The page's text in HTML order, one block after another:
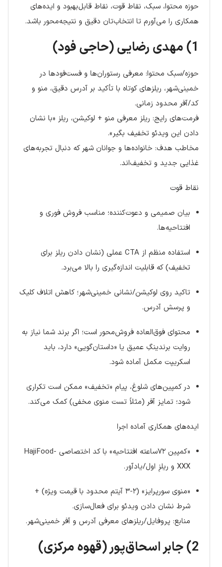
حوزه محتوا، سبک، نقاط قوت، نقاط قابل‌بهبود و ایده‌های
همکاری را می‌آورم تا انتخاب‌تان دقیق و نتیجه‌محور باشد.
1) مهدی رضایی (حاجی فود)
حوزه/سبک محتوا: معرفی رستوران‌ها و فست‌فودها در
خمینی‌شهر، ریلزهای کوتاه با تأکید بر آدرس دقیق، منو و
کد/آفر محدود زمانی.
فرمت‌های رایج: ریلز معرفی منو + لوکیشن، ریلز «با نشان
دادن این ویدئو تخفیف بگیر».
مخاطب هدف: خانواده‌ها و جوانان شهر که دنبال تجربه‌های
غذایی جدید و تخفیف‌اند.
نقاط قوت
بیان صمیمی و دعوت‌کننده؛ مناسب فروش فوری و
افتتاحیه‌ها.
استفاده منظم از CTA عملی (نشان دادن ریلز برای
تخفیف) که قابلیت اندازه‌گیری را بالا می‌برد.
تاکید روی لوکیشن/نشانی خمینی‌شهر؛ کاهش اتلاف کلیک
و پرسش آدرس.
محتوای فوق‌العاده فروش‌محور است؛ اگر برند شما نیاز به
روایت برندینگِ عمیق یا «داستان‌گویی» دارد، باید
اسکریپت مکمل آماده شود.
در کمپین‌های شلوغ، پیام «تخفیف» ممکن است تکراری
شود؛ تمایز آفر (مثلاً تست منوی مخفی) کمک می‌کند.
ایده‌های همکاری آماده اجرا
«کمپین ۷۲ساعته افتتاحیه» با کد اختصاصی HajiFood-
XXX و ریلزِ اول/یادآور.
«منوی سورپرایز» (۲-۳ آیتم محدود با قیمت ویژه) +
شرط نشان دادن ویدئو برای فعال‌سازی.
منابع: پروفایل/ریلزهای معرفی آدرس و آفر خمینی‌شهر.
2) جابر اسحاق‌پور (قهوه مرکزی)